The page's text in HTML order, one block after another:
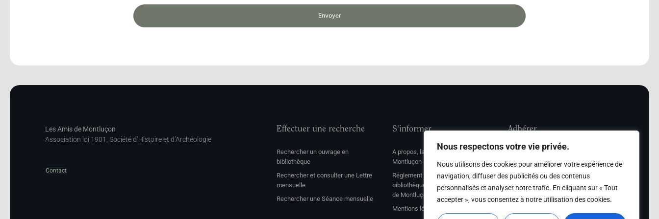
Nous respectons votre vie privée.
Nous utilisons des cookies pour améliorer votre expérience de
navigation, diffuser des publicités ou des contenus
personnalisés et analyser notre trafic. En cliquant sur « Tout
accepter », vous consentez à notre utilisation des cookies.
Envoyer
Les Amis de Montluçon
Association loi 1901, Société d’Histoire et d’Archéologie
Contact
Effectuer une recherche
Rechercher un ouvrage en
bibliothèque
Rechercher et consulter une Lettre
mensuelle
Rechercher une Séance mensuelle
S'informer
A propos, la société Les Amis de
Montluçon
Réglement de consultation de la
bibliothèque et des archives des Amis
de Montluçon
Mentions légales
Adhérer
Adhésion